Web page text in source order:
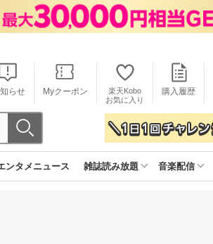
らせ Myクーポン
楽天Kobo
お気に入り
購入履歴
ンタメニュース 雑誌読み放題 音楽配信